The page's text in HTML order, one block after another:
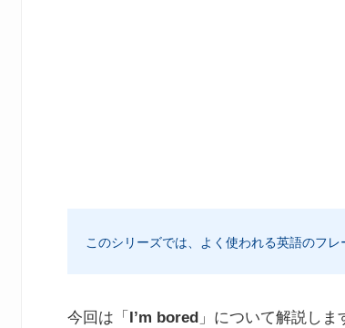
このシリーズでは、よく使われる英語のフ
今回は「 I’m bored 」について解説しま